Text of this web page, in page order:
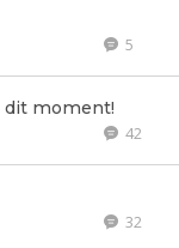
5
dit moment!
42
32